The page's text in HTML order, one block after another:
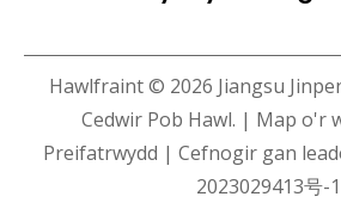
Hawlfraint © 2026 Jiangsu
Cedwir Pob Hawl. | Map o'r
Preifatrwydd | Cefnogir gan
2023029413号-1